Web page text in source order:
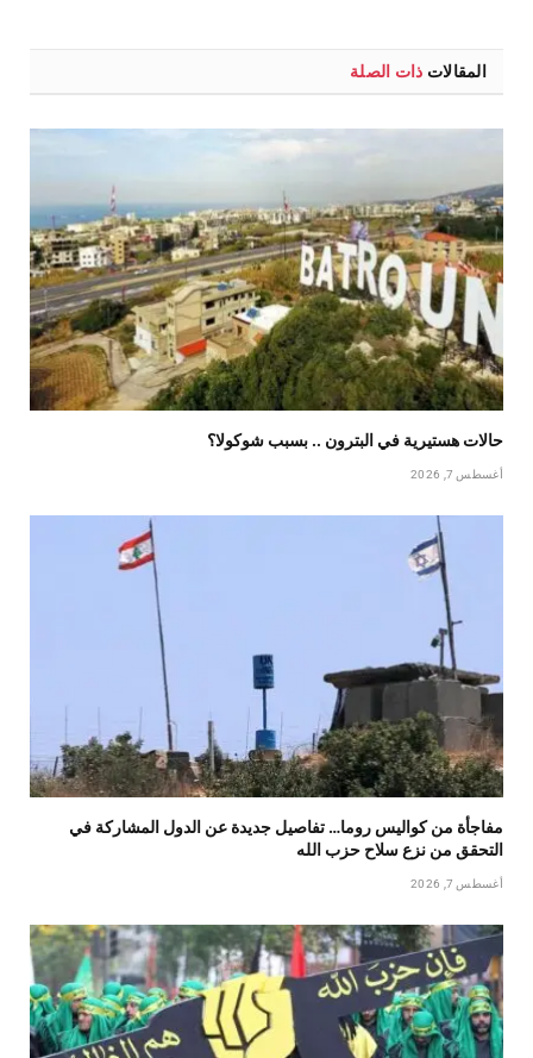
المقالات ذات الصلة
حالات هستيرية في البترون .. بسبب شوكولا؟
أغسطس 7, 2026
مفاجأة من كواليس روما… تفاصيل جديدة عن الدول المشاركة في
التحقق من نزع سلاح حزب الله
أغسطس 7, 2026